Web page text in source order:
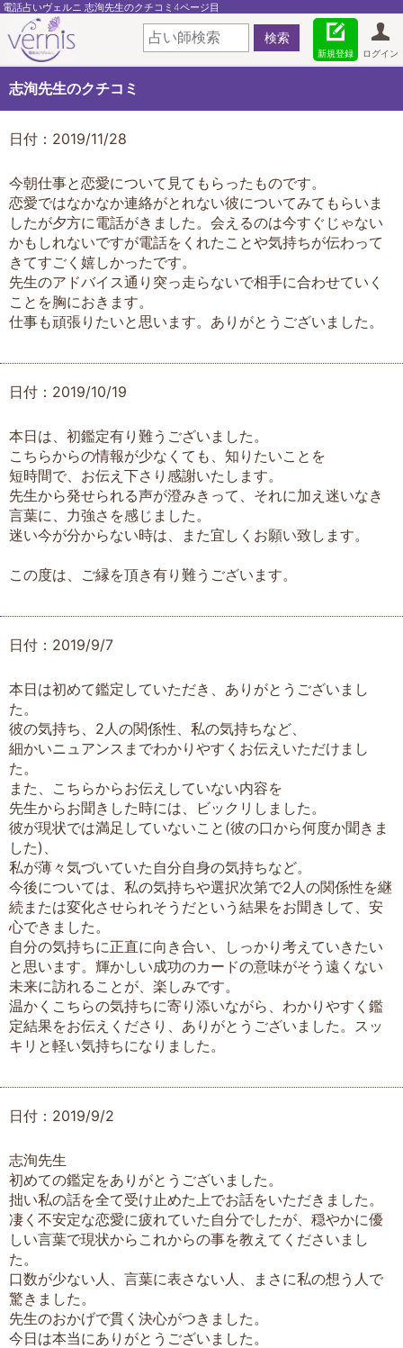
電話占いヴェルニ 志洵先生のクチコミ4ページ目
ログイン
新規登録
志洵先生のクチコミ
日付：2019/11/28
今朝仕事と恋愛について見てもらったものです。
恋愛ではなかなか連絡がとれない彼についてみてもらいま
したが夕方に電話がきました。会えるのは今すぐじゃない
かもしれないですが電話をくれたことや気持ちが伝わって
きてすごく嬉しかったです。
先生のアドバイス通り突っ走らないで相手に合わせていく
ことを胸におきます。
仕事も頑張りたいと思います。ありがとうございました。
日付：2019/10/19
本日は、初鑑定有り難うございました。
こちらからの情報が少なくても、知りたいことを
短時間で、お伝え下さり感謝いたします。
先生から発せられる声が澄みきって、それに加え迷いなき
言葉に、力強さを感じました。
迷い今が分からない時は、また宜しくお願い致します。
この度は、ご縁を頂き有り難うございます。
日付：2019/9/7
本日は初めて鑑定していただき、ありがとうございまし
た。
彼の気持ち、2人の関係性、私の気持ちなど、
細かいニュアンスまでわかりやすくお伝えいただけまし
た。
また、こちらからお伝えしていない内容を
先生からお聞きした時には、ビックリしました。
彼が現状では満足していないこと(彼の口から何度か聞きま
した)、
私が薄々気づいていた自分自身の気持ちなど。
今後については、私の気持ちや選択次第で2人の関係性を継
続または変化させられそうだという結果をお聞きして、安
心できました。
自分の気持ちに正直に向き合い、しっかり考えていきたい
と思います。輝かしい成功のカードの意味がそう遠くない
未来に訪れることが、楽しみです。
温かくこちらの気持ちに寄り添いながら、わかりやすく鑑
定結果をお伝えくださり、ありがとうございました。スッ
キリと軽い気持ちになりました。
日付：2019/9/2
志洵先生
初めての鑑定をありがとうございました。
拙い私の話を全て受け止めた上でお話をいただきました。
凄く不安定な恋愛に疲れていた自分でしたが、穏やかに優
しい言葉で現状からこれからの事を教えてくださいまし
た。
口数が少ない人、言葉に表さない人、まさに私の想う人で
驚きました。
先生のおかげで貫く決心がつきました。
今日は本当にありがとうございました。